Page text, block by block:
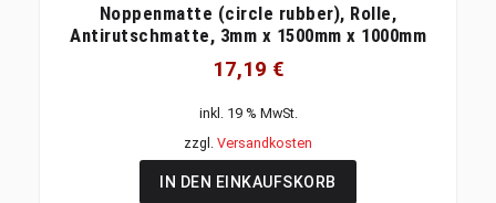
Noppenmatte (circle rubber), Rolle,
Antirutschmatte, 3mm x 1500mm x 1000mm
17,19 €
inkl. 19 % MwSt.
zzgl. Versandkosten
IN DEN EINKAUFSKORB